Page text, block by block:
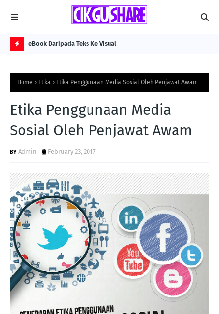
O
S
eBook Daripada Teks Ke Visual
Home Etika Etika Penggunaan Media Sosial Oleh Penjawat Awam
Etika Penggunaan Media
Sosial Oleh Penjawat Awam
Admin February 23, 2017